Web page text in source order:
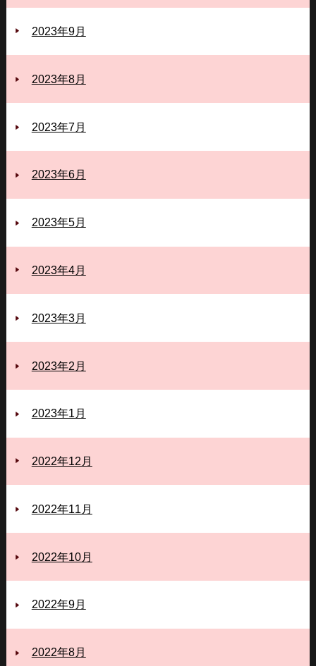
2023年9月
2023年8月
2023年7月
2023年6月
2023年5月
2023年4月
2023年3月
2023年2月
2023年1月
2022年12月
2022年11月
2022年10月
2022年9月
2022年8月